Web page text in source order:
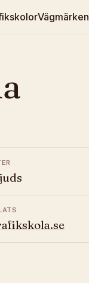
Vägmärken